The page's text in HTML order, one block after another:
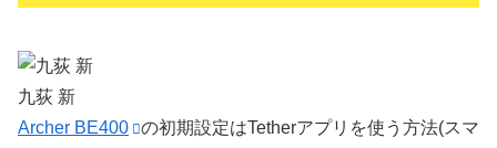
九荻 新
Archer BE400
の初期設定はTetherアプリを使う方法(スマ